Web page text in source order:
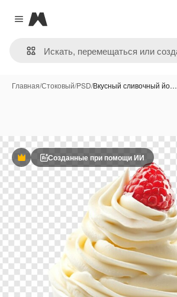
Close menu
Magnific
Главная/Стоковый/PSD/Вкусный сливочный йо…
ПремиумСозданные при помощи ИИ